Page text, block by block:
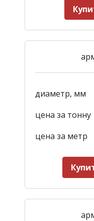
диаметр, мм
цена за тонну
цена за метр